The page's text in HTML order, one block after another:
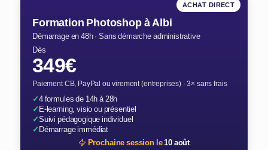
ACHAT DIRECT
Formation Photoshop à Albi
Démarrage en 48h · Sans démarche administrative
Dès
349€
Paiement CB, PayPal ou virement (entreprises) · 3× sans frais
✓4 formules de 14h à 28h
✓E-learning, visio ou présentiel
✓Suivi pédagogique individuel
✓Démarrage immédiat
Prochaine session le10 août